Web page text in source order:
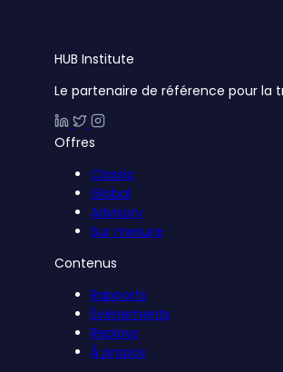
HUB Institute
Le partenaire de référence pour la
Offres
Classic
Global
Advisory
Sur mesure
Contenus
Rapports
Événements
Replays
À propos